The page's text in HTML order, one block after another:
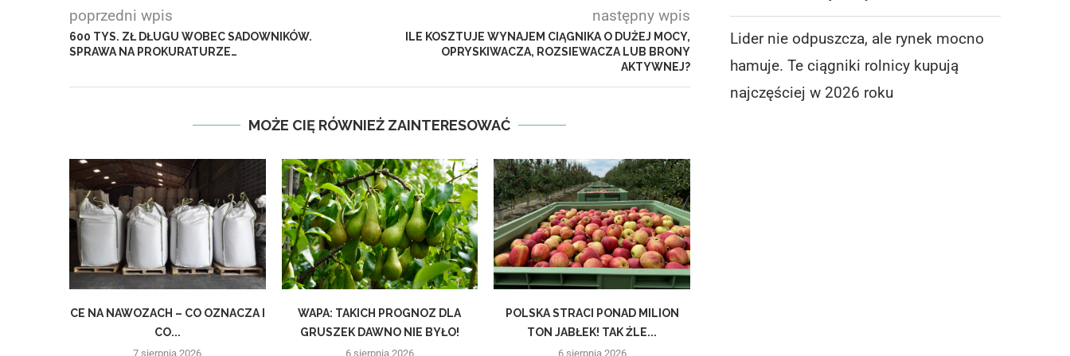
poprzedni wpis
600 TYS. ZŁ DŁUGU WOBEC SADOWNIKÓW.
SPRAWA NA PROKURATURZE…
następny wpis
ILE KOSZTUJE WYNAJEM CIĄGNIKA O DUŻEJ MOCY,
OPRYSKIWACZA, ROZSIEWACZA LUB BRONY
AKTYWNEJ?
MOŻE CIĘ RÓWNIEŻ ZAINTERESOWAĆ
CE NA NAWOZACH – CO OZNACZA I
CO...
7 sierpnia 2026
WAPA: TAKICH PROGNOZ DLA
GRUSZEK DAWNO NIE BYŁO!
6 sierpnia 2026
POLSKA STRACI PONAD MILION
TON JABŁEK! TAK ŹLE...
6 sierpnia 2026
Lider nie odpuszcza, ale rynek mocno
hamuje. Te ciągniki rolnicy kupują
najczęściej w 2026 roku